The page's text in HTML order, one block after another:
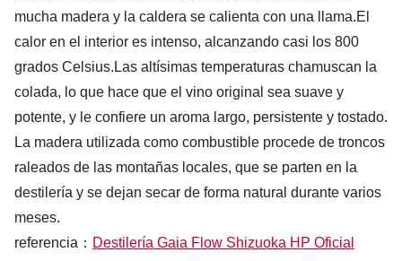
mucha madera y la caldera se calienta con una llama.El
calor en el interior es intenso, alcanzando casi los 800
grados Celsius.Las altísimas temperaturas chamuscan la
colada, lo que hace que el vino original sea suave y
potente, y le confiere un aroma largo, persistente y tostado.
La madera utilizada como combustible procede de troncos
raleados de las montañas locales, que se parten en la
destilería y se dejan secar de forma natural durante varios
meses.
referencia： Destilería Gaia Flow Shizuoka HP Oficial